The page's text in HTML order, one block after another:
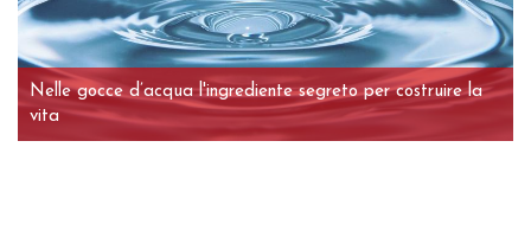
Nelle gocce d’acqua l'ingrediente segreto per costruire la
vita